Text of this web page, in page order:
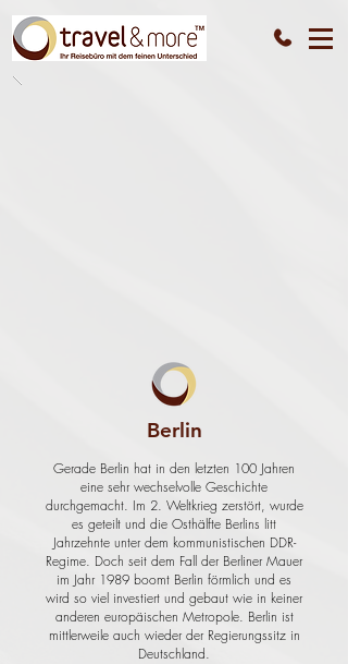
Berlin
Gerade Berlin hat in den letzten 100 Jahren
eine sehr wechselvolle Geschichte
durchgemacht. Im 2. Weltkrieg zerstört, wurde
es geteilt und die Osthälfte Berlins litt
Jahrzehnte unter dem kommunistischen DDR-
Regime. Doch seit dem Fall der Berliner Mauer
im Jahr 1989 boomt Berlin förmlich und es
wird so viel investiert und gebaut wie in keiner
anderen europäischen Metropole. Berlin ist
mittlerweile auch wieder der Regierungssitz in
Deutschland.